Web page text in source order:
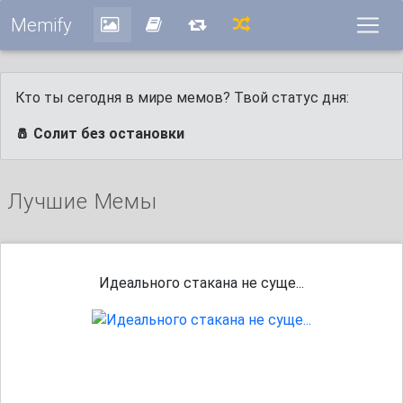
Memify
Кто ты сегодня в мире мемов? Твой статус дня:
🧂 Солит без остановки
Лучшие Мемы
Идеального стакана не суще...